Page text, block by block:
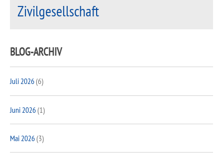
Zivilgesellschaft
BLOG-ARCHIV
Juli 2026(6)
Juni 2026(1)
Mai 2026(3)